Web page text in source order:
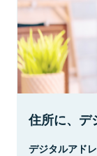
住所に、デ
デジタルアド